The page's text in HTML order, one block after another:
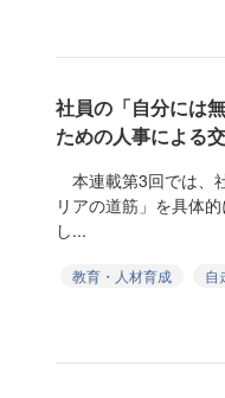
社員の「自分には
ための人事による
本連載第3回では、
リアの道筋」を具体
し...
教育・人材育成 自